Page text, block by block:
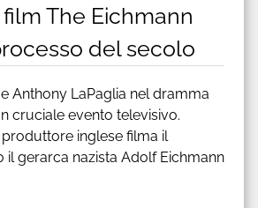
The Eichmann
del secolo
Anthony LaPaglia nel dramma
cruciale evento televisivo.
produttore inglese filma il
il gerarca nazista Adolf Eichmann